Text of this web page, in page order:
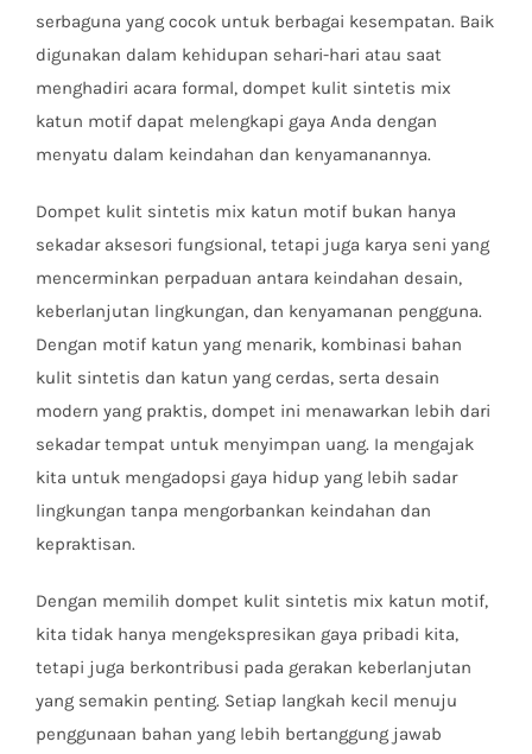
serbaguna yang cocok untuk berbagai kesempatan. Baik
digunakan dalam kehidupan sehari-hari atau saat
menghadiri acara formal, dompet kulit sintetis mix
katun motif dapat melengkapi gaya Anda dengan
menyatu dalam keindahan dan kenyamanannya.
Dompet kulit sintetis mix katun motif bukan hanya
sekadar aksesori fungsional, tetapi juga karya seni yang
mencerminkan perpaduan antara keindahan desain,
keberlanjutan lingkungan, dan kenyamanan pengguna.
Dengan motif katun yang menarik, kombinasi bahan
kulit sintetis dan katun yang cerdas, serta desain
modern yang praktis, dompet ini menawarkan lebih dari
sekadar tempat untuk menyimpan uang. Ia mengajak
kita untuk mengadopsi gaya hidup yang lebih sadar
lingkungan tanpa mengorbankan keindahan dan
kepraktisan.
Dengan memilih dompet kulit sintetis mix katun motif,
kita tidak hanya mengekspresikan gaya pribadi kita,
tetapi juga berkontribusi pada gerakan keberlanjutan
yang semakin penting. Setiap langkah kecil menuju
penggunaan bahan yang lebih bertanggung jawab